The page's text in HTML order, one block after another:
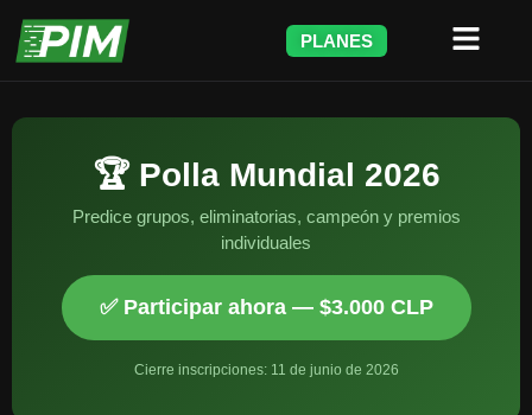
PLANES
🏆 Polla Mundial 2026
Predice grupos, eliminatorias, campeón y premios
individuales
✅ Participar ahora — $3.000 CLP
Cierre inscripciones: 11 de junio de 2026